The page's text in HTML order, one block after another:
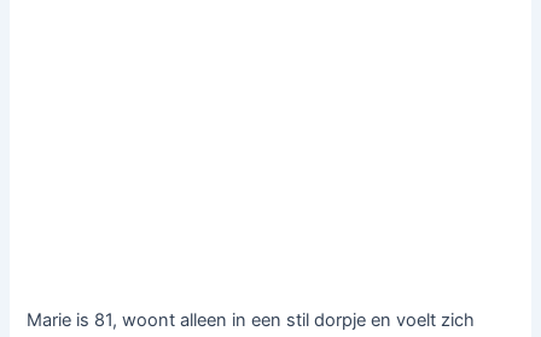
Marie is 81, woont alleen in een stil dorpje en voelt zich